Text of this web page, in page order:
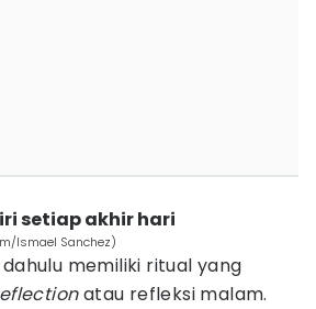
setiap akhir hari
Ismael Sanchez)
memiliki ritual yang
atau refleksi malam.